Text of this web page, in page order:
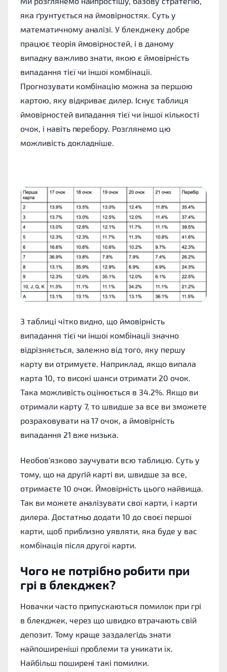
яка ґрунтується на ймовірностях. Суть у
математичному аналізі. У блекджеку добре
працює теорія ймовірностей, і в даному
випадку важливо знати, якою є ймовірність
випадання тієї чи іншої комбінації.
Прогнозувати комбінацію можна за першою
картою, яку відкриває дилер. Існує таблиця
ймовірностей випадання тієї чи іншої кількості
очок, і навіть перебору. Розглянемо цю
можливість докладніше.
З таблиці чітко видно, що ймовірність
випадання тієї чи іншої комбінації значно
відрізняється, залежно від того, яку першу
карту ви отримуєте. Наприклад, якщо випала
карта 10, то високі шанси отримати 20 очок.
Така можливість оцінюється в 34.2%. Якщо ви
отримали карту 7, то швидше за все ви зможете
розраховувати на 17 очок, а ймовірність
випадання 21 вже низька.
Необов'язково заучувати всю таблицю. Суть у
тому, що на другій карті ви, швидше за все,
отримаєте 10 очок. Ймовірність цього найвища.
Так ви можете аналізувати свої карти, і карти
дилера. Достатньо додати 10 до своєї першої
карти, щоб приблизно уявляти, яка буде у вас
комбінація після другої карти.
Чого не потрібно робити при
грі в блекджек?
Новачки часто припускаються помилок при грі
в блекджек, через що швидко втрачають свій
депозит. Тому краще заздалегідь знати
найпоширеніші проблеми та уникати їх.
Найбільш поширені такі помилки.